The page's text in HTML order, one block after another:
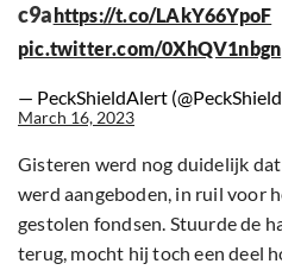
c9a https://t.co/LAkY66YpoF
pic.twitter.com/0XhQV1nbgn
— PeckShieldAlert
March 16, 2023
Gisteren werd nog duidelijk
werd aangeboden, in ruil voor
gestolen fondsen. Stuurde de
terug, mocht hij toch een deel